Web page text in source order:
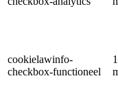
cookielawinfo-
checkbox-functioneel